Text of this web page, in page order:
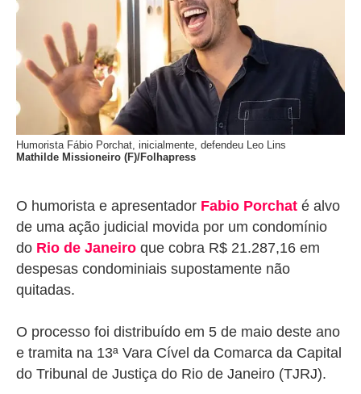
Humorista Fábio Porchat, inicialmente, defendeu Leo Lins
Mathilde Missioneiro (F)/Folhapress
O humorista e apresentador Fabio Porchat é alvo
de uma ação judicial movida por um condomínio
do Rio de Janeiro que cobra R$ 21.287,16 em
despesas condominiais supostamente não
quitadas.
O processo foi distribuído em 5 de maio deste ano
e tramita na 13ª Vara Cível da Comarca da Capital
do Tribunal de Justiça do Rio de Janeiro (TJRJ).